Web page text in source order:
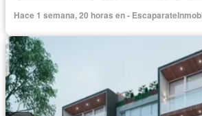
Terraza Vista
Sin amoblar
Hace 1 semana, 20 horas en -